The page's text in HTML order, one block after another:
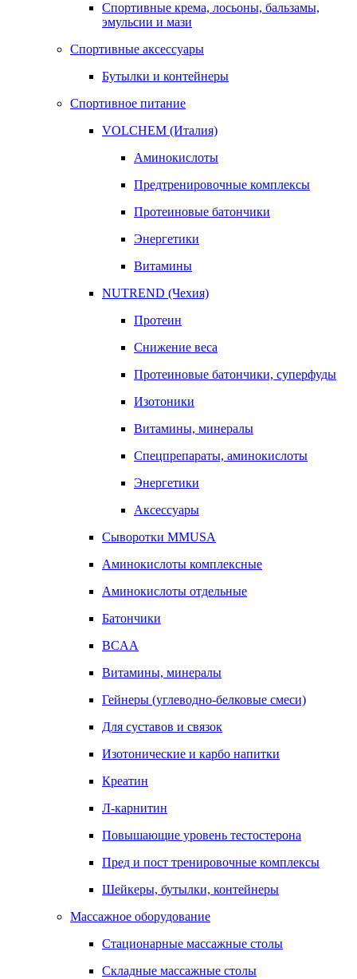
Спортивные крема, лосьоны, бальзамы,
эмульсии и мази
Спортивные аксессуары
Бутылки и контейнеры
Спортивное питание
VOLCHEM (Италия)
Аминокислоты
Предтренировочные комплексы
Протеиновые батончики
Энергетики
Витамины
NUTREND (Чехия)
Протеин
Снижение веса
Протеиновые батончики, суперфуды
Изотоники
Витамины, минералы
Спецпрепараты, аминокислоты
Энергетики
Аксессуары
Сыворотки MMUSA
Аминокислоты комплексные
Аминокислоты отдельные
Батончики
BCAA
Витамины, минералы
Гейнеры (углеводно-белковые смеси)
Для суставов и связок
Изотонические и карбо напитки
Креатин
Л-карнитин
Повышающие уровень тестостерона
Пред и пост тренировочные комплексы
Шейкеры, бутылки, контейнеры
Массажное оборудование
Стационарные массажные столы
Складные массажные столы